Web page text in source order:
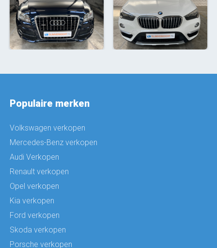
Populaire merken
Volkswagen verkopen
Mercedes-Benz verkopen
Audi Verkopen
Renault verkopen
Opel verkopen
Kia verkopen
Ford verkopen
Skoda verkopen
Porsche verkopen